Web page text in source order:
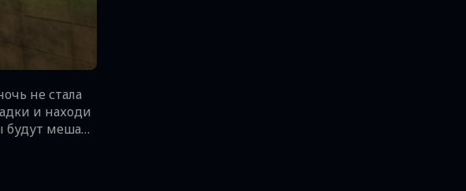
не стала
и находи
мешать
и
TWELVE